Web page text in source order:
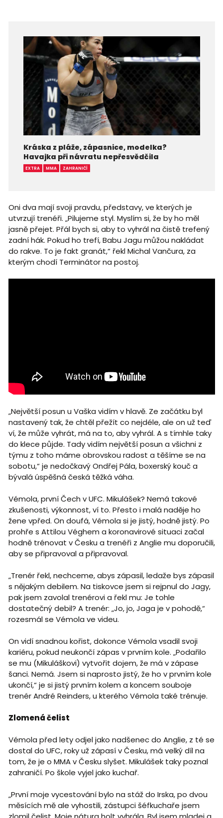
Kráska z pláže, zápasnice, modelka?
Havajka při návratu nepřesvědčila
EXTRA MMA ZAHRANIČÍ
Oni dva mají svoji pravdu, představy, ve kterých je
utvrzují trenéři. „Pilujeme styl. Myslím si, že by ho měl
jasně přejet. Přál bych si, aby to vyhrál na čistě trefený
zadní hák. Pokud ho trefí, Babu Jagu můžou nakládat
do rakve. To je fakt granát,“ řekl Michal Vančura, za
kterým chodí Terminátor na postoj.
„Největší posun u Vaška vidím v hlavě. Ze začátku byl
nastavený tak, že chtěl přežít co nejdéle, ale on už teď
ví, že může vyhrát, má na to, aby vyhrál. A s tímhle taky
do klece půjde. Tady vidím největší posun a všichni z
týmu z toho máme obrovskou radost a těšíme se na
sobotu,“ je nedočkavý Ondřej Pála, boxerský kouč a
bývalá úspěšná česká těžká váha.
Vémola, první Čech v UFC. Mikulášek? Nemá takové
zkušenosti, výkonnost, ví to. Přesto i malá naděje ho
žene vpřed. On doufá, Vémola si je jistý, hodně jistý. Po
prohře s Attilou Véghem a koronavirové situaci začal
hodně trénovat v Česku a trenéři z Anglie mu doporučili,
aby se připravoval a připravoval.
„Trenér řekl, nechceme, abys zápasil, ledaže bys zápasil
s nějakým debilem. Na tiskovce jsem si rejpnul do Jagy,
pak jsem zavolal trenérovi a řekl mu: Je tohle
dostatečný debil? A trenér: „Jo, jo, Jaga je v pohodě,“
rozesmál se Vémola ve videu.
On vidí snadnou kořist, dokonce Vémola vsadil svoji
kariéru, pokud neukončí zápas v prvním kole. „Podařilo
se mu (Mikuláškovi) vytvořit dojem, že má v zápase
šanci. Nemá. Jsem si naprosto jistý, že ho v prvním kole
ukončí,“ je si jistý prvním kolem a koncem souboje
trenér André Reinders, u kterého Vémola také trénuje.
Zlomená čelist
Vémola před lety odjel jako nadšenec do Anglie, z té se
dostal do UFC, roky už zápasí v Česku, má velký díl na
tom, že je o MMA v Česku slyšet. Mikulášek taky poznal
zahraničí. Po škole vyjel jako kuchař.
„První moje vycestování bylo na stáž do Irska, po dvou
měsících mě ale vyhostili, zástupci šéfkuchaře jsem